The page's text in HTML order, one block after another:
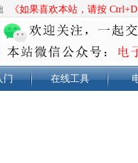
《如果喜欢本站，请按
门 在线工具